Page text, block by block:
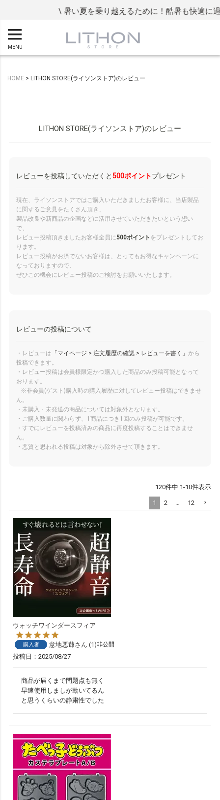
\ 暑い夏を乗り越えるために！酷暑も快適に過
MENU
HOME LITHON STORE(ライソンストア)のレビュー
LITHON STORE(ライソンストア)のレビュー
レビューを投稿していただくと500ポイントプレゼント
現在、ライソンストアではご購入いただきましたお客様に、当店製品
に関するご意見をたくさん頂き、
製品改良や新商品の企画などに活用させていただきたいという想い
で、
レビュー投稿頂きましたお客様全員に500ポイント をプレゼントしてお
ります。
レビュー投稿がお済でないお客様は、とってもお得なキャンペーンに
なっておりますので、
ぜひこの機会にレビュー投稿のご検討をお願いいたします。
レビューの投稿について
・レビューは 「マイページ > 注文履歴の確認 > レビューを書く」 から
投稿できます。
・レビュー投稿は会員様限定かつ購入した商品のみ投稿可能となって
おります。
※非会員(ゲスト)購入時の購入履歴に対してレビュー投稿はできませ
ん。
・未購入・未発送の商品については対象外となります。
・ご購入数量に関わらず、1商品につき1回のみ投稿が可能です。
・すでにレビューを投稿済みの商品に再度投稿することはできませ
ん。
・悪質と思われる投稿は対象から除外させて頂きます。
120件中 1-10件表示
1 2 … 12
ウォッチワインダースフィア
購入者 意地悪爺 1 非公開
投稿日 2025/08/27
商品が届くまで問題点も無く
早速使用しましが動いてるん
と思うくらいの静粛性でした